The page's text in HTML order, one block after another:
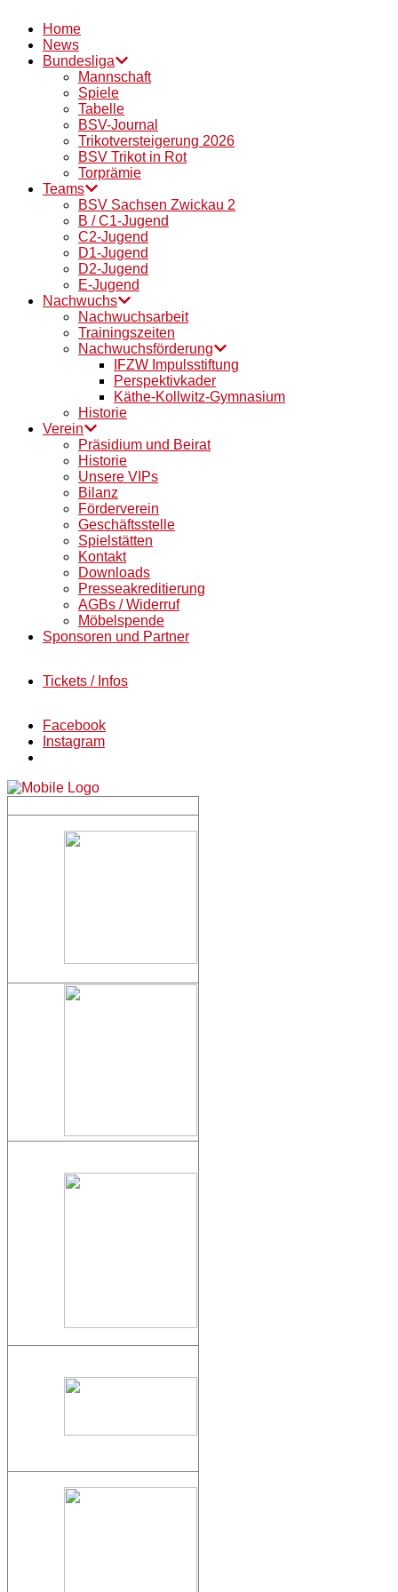
Home
News
Bundesliga
Mannschaft
Spiele
Tabelle
BSV-Journal
Trikotversteigerung 2026
BSV Trikot in Rot
Torprämie
Teams
BSV Sachsen Zwickau 2
B / C1-Jugend
C2-Jugend
D1-Jugend
D2-Jugend
E-Jugend
Nachwuchs
Nachwuchsarbeit
Trainingszeiten
Nachwuchsförderung
IFZW Impulsstiftung
Perspektivkader
Käthe-Kollwitz-Gymnasium
Historie
Verein
Präsidium und Beirat
Historie
Unsere VIPs
Bilanz
Förderverein
Geschäftsstelle
Spielstätten
Kontakt
Downloads
Presseakreditierung
AGBs / Widerruf
Möbelspende
Sponsoren und Partner
Tickets / Infos
Facebook
Instagram